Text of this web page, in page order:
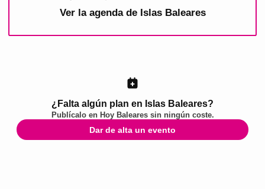
Ver la agenda de Islas Baleares
¿Falta algún plan en Islas Baleares?
Publícalo en Hoy Balearessin ningún coste.
Dar de alta un evento